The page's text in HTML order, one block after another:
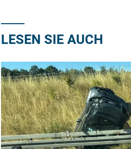
LESEN SIE AUCH